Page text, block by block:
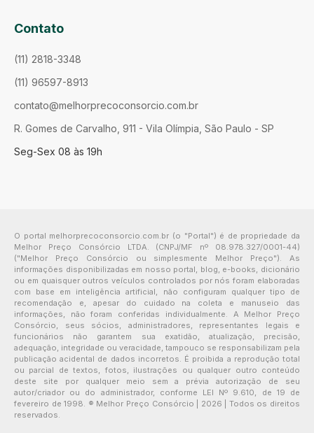
Contato
(11) 2818-3348
(11) 96597-8913
contato@melhorprecoconsorcio.com.br
R. Gomes de Carvalho, 911 - Vila Olímpia, São Paulo - SP
Seg-Sex 08 às 19h
O portal melhorprecoconsorcio.com.br (o "Portal") é de propriedade da
Melhor Preço Consórcio LTDA. (CNPJ/MF nº 08.978.327/0001-44)
("Melhor Preço Consórcio ou simplesmente Melhor Preço"). As
informações disponibilizadas em nosso portal, blog, e-books, dicionário
ou em quaisquer outros veículos controlados por nós foram elaboradas
com base em inteligência artificial, não configuram qualquer tipo de
recomendação e, apesar do cuidado na coleta e manuseio das
informações, não foram conferidas individualmente. A Melhor Preço
Consórcio, seus sócios, administradores, representantes legais e
funcionários não garantem sua exatidão, atualização, precisão,
adequação, integridade ou veracidade, tampouco se responsabilizam pela
publicação acidental de dados incorretos. É proibida a reprodução total
ou parcial de textos, fotos, ilustrações ou qualquer outro conteúdo
deste site por qualquer meio sem a prévia autorização de seu
autor/criador ou do administrador, conforme LEI Nº 9.610, de 19 de
fevereiro de 1998. ® Melhor Preço Consórcio | 2026 | Todos os direitos
reservados.